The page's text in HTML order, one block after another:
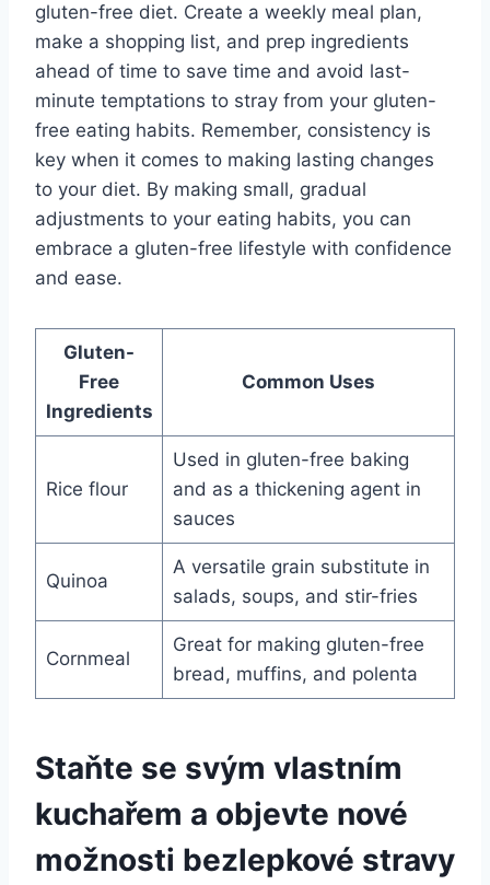
gluten-free diet. Create a weekly meal plan,
make a shopping list, and prep ingredients
ahead of time to save time and avoid last-
minute temptations to stray from your gluten-
free eating habits. Remember, consistency is
key when it comes to making lasting changes
to your diet. By making small, gradual
adjustments to your eating habits, you can
embrace a gluten-free lifestyle with confidence
and ease.
Gluten-
Free
Ingredients
Common Uses
Rice flour
Used in gluten-free baking
and as a thickening agent in
sauces
Quinoa
A versatile grain substitute in
salads, soups, and stir-fries
Cornmeal
Great for making gluten-free
bread, muffins, and polenta
Staňte se svým vlastním
kuchařem a objevte nové
možnosti bezlepkové stravy